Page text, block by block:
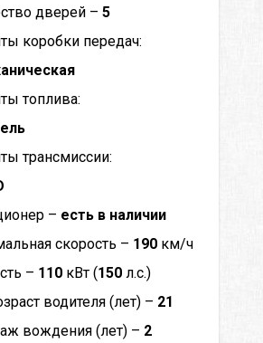
дверей – 5
коробки передач:
топлива:
трансмиссии:
– есть в наличии
скорость – 190 км/ч
– 110 кВт (150 л.с.)
водителя (лет) – 21
вождения (лет) – 2